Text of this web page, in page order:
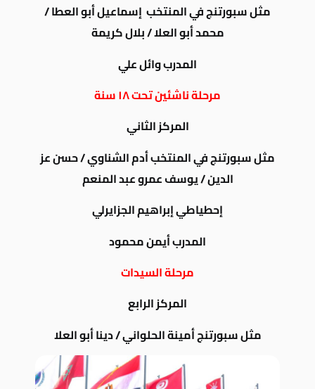
مثل سبورتنج في المنتخب إسماعيل أبو العطا /
محمد أبو العلا / بلال كريمة
المدرب وائل علي
مرحلة ناشئين تحت ١٨ سنة
المركز الثاني
مثل سبورتنج في المنتخب أدم الشناوي / حسن عز
الدين / يوسف عمرو عبد المنعم
إحطياطي إبراهيم الجزايرلي
المدرب أيمن محمود
مرحلة السيدات
المركز الرابع
مثل سبورتنج أمينة الحلواني / دينا أبو العلا